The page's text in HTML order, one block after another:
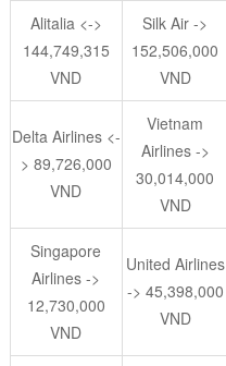
Alitalia <->
144,749,315
VND
Silk Air ->
152,506,000
VND
Delta Airlines <-
> 89,726,000
VND
Vietnam
Airlines ->
30,014,000
VND
Singapore
Airlines ->
12,730,000
VND
United Airlines
-> 45,398,000
VND